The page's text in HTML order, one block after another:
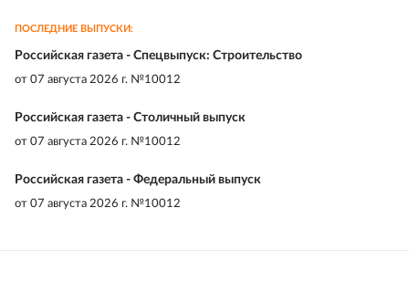
ПОСЛЕДНИЕ ВЫПУСКИ:
Российская газета - Спецвыпуск: Строительство
от 07 августа 2026 г. №10012
Российская газета - Столичный выпуск
от 07 августа 2026 г. №10012
Российская газета - Федеральный выпуск
от 07 августа 2026 г. №10012